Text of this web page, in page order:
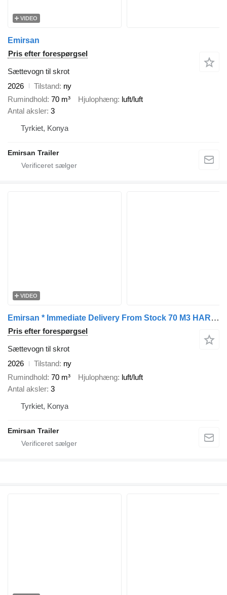
VIDEO
Emirsan
Pris efter forespørgsel
Sættevogn til skrot
2026
Tilstand ny
Rumindhold 70 m³ Hjulophæng luft/luft
Antal aksler 3
Tyrkiet, Konya
Emirsan Trailer
VIDEO
Emirsan * Immediate Delivery From Stock 70 M3 HARDOX ACCORDION TIPPER //
Pris efter forespørgsel
Sættevogn til skrot
2026
Tilstand ny
Rumindhold 70 m³ Hjulophæng luft/luft
Antal aksler 3
Tyrkiet, Konya
Emirsan Trailer